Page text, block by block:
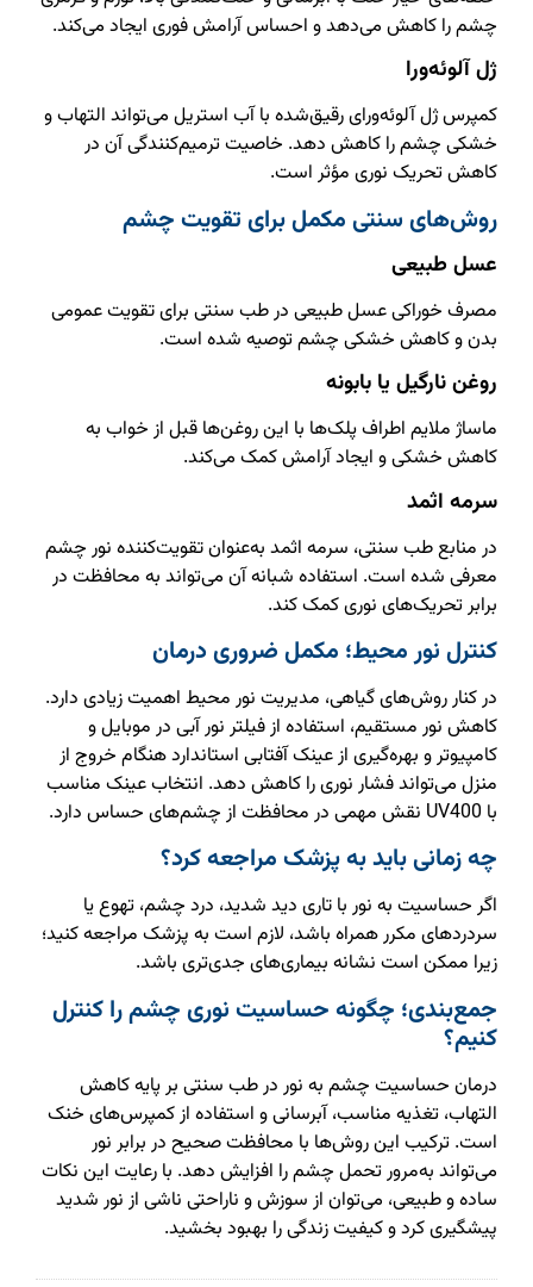
چشم را کاهش می‌دهد و احساس آرامش فوری ایجاد می‌کند.
ژل آلوئه‌ورا
کمپرس ژل آلوئه‌ورای رقیق‌شده با آب استریل می‌تواند التهاب و
خشکی چشم را کاهش دهد. خاصیت ترمیم‌کنندگی آن در
کاهش تحریک نوری مؤثر است.
روش‌های سنتی مکمل برای تقویت چشم
عسل طبیعی
مصرف خوراکی عسل طبیعی در طب سنتی برای تقویت عمومی
بدن و کاهش خشکی چشم توصیه شده است.
روغن نارگیل یا بابونه
ماساژ ملایم اطراف پلک‌ها با این روغن‌ها قبل از خواب به
کاهش خشکی و ایجاد آرامش کمک می‌کند.
سرمه اثمد
در منابع طب سنتی، سرمه اثمد به‌عنوان تقویت‌کننده نور چشم
معرفی شده است. استفاده شبانه آن می‌تواند به محافظت در
برابر تحریک‌های نوری کمک کند.
کنترل نور محیط؛ مکمل ضروری درمان
در کنار روش‌های گیاهی، مدیریت نور محیط اهمیت زیادی دارد.
کاهش نور مستقیم، استفاده از فیلتر نور آبی در موبایل و
کامپیوتر و بهره‌گیری از عینک آفتابی استاندارد هنگام خروج از
منزل می‌تواند فشار نوری را کاهش دهد. انتخاب عینک مناسب
با UV400 نقش مهمی در محافظت از چشم‌های حساس دارد.
چه زمانی باید به پزشک مراجعه کرد؟
اگر حساسیت به نور با تاری دید شدید، درد چشم، تهوع یا
سردردهای مکرر همراه باشد، لازم است به پزشک مراجعه کنید؛
زیرا ممکن است نشانه بیماری‌های جدی‌تری باشد.
جمع‌بندی؛ چگونه حساسیت نوری چشم را کنترل
کنیم؟
درمان حساسیت چشم به نور در طب سنتی بر پایه کاهش
التهاب، تغذیه مناسب، آبرسانی و استفاده از کمپرس‌های خنک
است. ترکیب این روش‌ها با محافظت صحیح در برابر نور
می‌تواند به‌مرور تحمل چشم را افزایش دهد. با رعایت این نکات
ساده و طبیعی، می‌توان از سوزش و ناراحتی ناشی از نور شدید
پیشگیری کرد و کیفیت زندگی را بهبود بخشید.